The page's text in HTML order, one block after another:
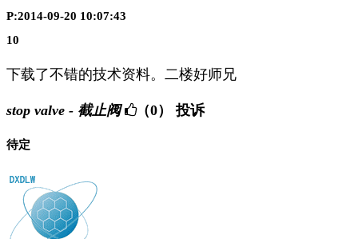
P:2014-09-20 10:07:43
10
下载了不错的技术资料。二楼好师兄
stop valve - 截止阀 （0） 投诉
待定